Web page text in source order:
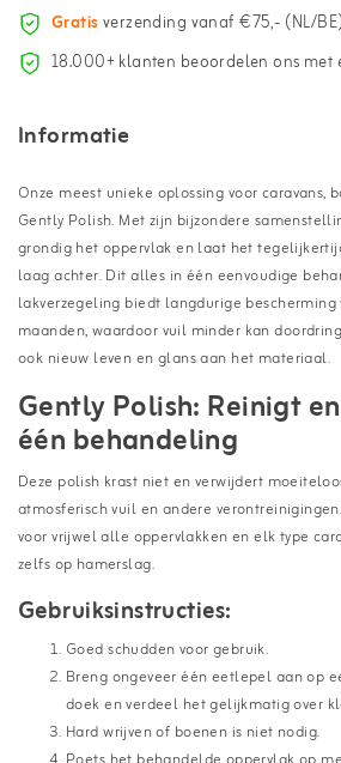
Gratisverzending vanaf €75,- (NL/
18.000+ klanten beoordelen ons met
Informatie
Onze meest unieke oplossing voor caravans,
Gently Polish. Met zijn bijzondere
grondig het oppervlak en laat het
laag achter. Dit alles in één eenvoudige
lakverzegeling biedt langdurige bescherming
maanden, waardoor vuil minder kan
ook nieuw leven en glans aan het materiaal.
Gently Polish: Reinigt
één behandeling
Deze polish krast niet en verwijdert
atmosferisch vuil en andere
voor vrijwel alle oppervlakken en elk type
zelfs op hamerslag.
Gebruiksinstructies:
Goed schudden voor gebruik.
Breng ongeveer één eetlepel aan op
doek en verdeel het gelijkmatig over
Hard wrijven of boenen is niet nodig.